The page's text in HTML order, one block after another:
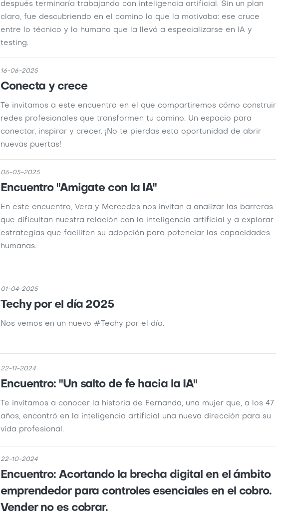
después terminaría trabajando con inteligencia artificial. Sin un plan
claro, fue descubriendo en el camino lo que la motivaba: ese cruce
entre lo técnico y lo humano que la llevó a especializarse en IA y
testing.
16-06-2025
Conecta y crece
Te invitamos a este encuentro en el que compartiremos cómo construir
redes profesionales que transformen tu camino. Un espacio para
conectar, inspirar y crecer. ¡No te pierdas esta oportunidad de abrir
nuevas puertas!
06-05-2025
Encuentro "Amigate con la IA"
En este encuentro, Vera y Mercedes nos invitan a analizar las barreras
que dificultan nuestra relación con la inteligencia artificial y a explorar
estrategias que faciliten su adopción para potenciar las capacidades
humanas.
01-04-2025
Techy por el día 2025
Nos vemos en un nuevo #Techy por el día.
22-11-2024
Encuentro: "Un salto de fe hacia la IA"
Te invitamos a conocer la historia de Fernanda, una mujer que, a los 47
años, encontró en la inteligencia artificial una nueva dirección para su
vida profesional.
22-10-2024
Encuentro: Acortando la brecha digital en el ámbito
emprendedor para controles esenciales en el cobro.
Vender no es cobrar.